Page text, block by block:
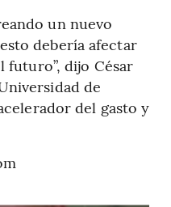
un nuevo
debería afectar
futuro”, dijo César
de
del gasto y